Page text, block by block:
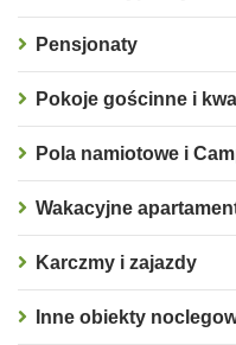
Pensjonaty
Pokoje gościnne i
Pola namiotowe i
Wakacyjne
Karczmy i zajazdy
Inne obiekty